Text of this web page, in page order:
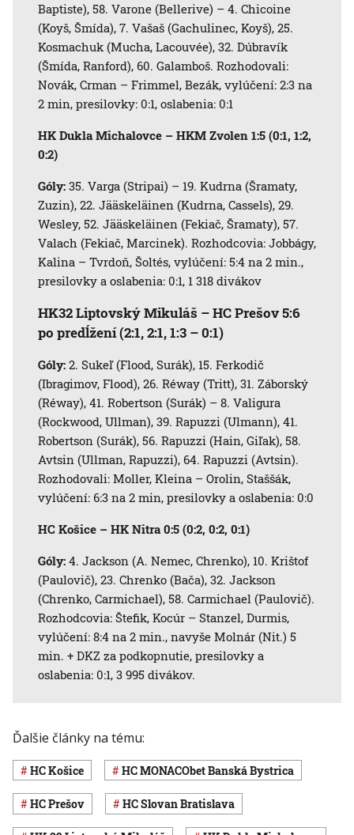
Baptiste), 58. Varone (Bellerive) – 4. Chicoine
(Koyš, Šmída), 7. Vašaš (Gachulinec, Koyš), 25.
Kosmachuk (Mucha, Lacouvée), 32. Dúbravík
(Šmída, Ranford), 60. Galamboš. Rozhodovali:
Novák, Crman – Frimmel, Bezák, vylúčení: 2:3 na
2 min, presilovky: 0:1, oslabenia: 0:1
HK Dukla Michalovce – HKM Zvolen 1:5 (0:1, 1:2,
0:2)
Góly: 35. Varga (Stripai) – 19. Kudrna (Šramaty,
Zuzin), 22. Jääskeläinen (Kudrna, Cassels), 29.
Wesley, 52. Jääskeläinen (Fekiač, Šramaty), 57.
Valach (Fekiač, Marcinek). Rozhodcovia: Jobbágy,
Kalina – Tvrdoň, Šoltés, vylúčení: 5:4 na 2 min.,
presilovky a oslabenia: 0:1, 1 318 divákov
HK32 Liptovský Mikuláš – HC Prešov 5:6
po predĺžení (2:1, 2:1, 1:3 – 0:1)
Góly: 2. Sukeľ (Flood, Surák), 15. Ferkodič
(Ibragimov, Flood), 26. Réway (Tritt), 31. Záborský
(Réway), 41. Robertson (Surák) – 8. Valigura
(Rockwood, Ullman), 39. Rapuzzi (Ulmann), 41.
Robertson (Surák), 56. Rapuzzi (Hain, Giľak), 58.
Avtsin (Ullman, Rapuzzi), 64. Rapuzzi (Avtsin).
Rozhodovali: Moller, Kleina – Orolin, Staššák,
vylúčení: 6:3 na 2 min, presilovky a oslabenia: 0:0
HC Košice – HK Nitra 0:5 (0:2, 0:2, 0:1)
Góly: 4. Jackson (A. Nemec, Chrenko), 10. Krištof
(Paulovič), 23. Chrenko (Bača), 32. Jackson
(Chrenko, Carmichael), 58. Carmichael (Paulovič).
Rozhodcovia: Štefik, Kocúr – Stanzel, Durmis,
vylúčení: 8:4 na 2 min., navyše Molnár (Nit.) 5
min. + DKZ za podkopnutie, presilovky a
oslabenia: 0:1, 3 995 divákov.
Ďalšie články na tému:
HC Košice HC MONACObet Banská Bystrica
HC Prešov HC Slovan Bratislava